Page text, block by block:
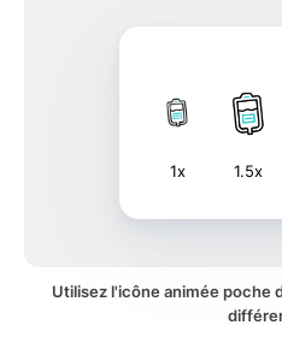
1x 1.5x
Utilisez l'icône animée poche